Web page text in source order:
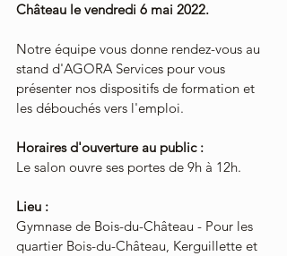
Château le vendredi 6 mai 2022.
Notre équipe vous donne rendez-vous au
stand d'AGORA Services pour vous
présenter nos dispositifs de formation et
les débouchés vers l'emploi.
Horaires d'ouverture au public :
Le salon ouvre ses portes de 9h à 12h.
Lieu :
Gymnase de Bois-du-Château - Pour les
quartier Bois-du-Château, Kerguillette et